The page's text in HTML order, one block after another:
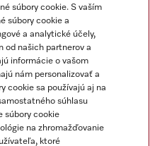
súbory cookie. S vaším
súbory cookie a
a analytické účely,
od našich partnerov a
informácie o vašom
nám personalizovať a
cookie sa používajú aj na
súhlasu
súbory cookie
na zhromažďovanie
ktoré